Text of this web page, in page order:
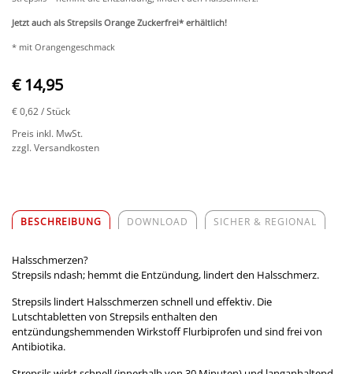
Jetzt auch als Strepsils Orange Zuckerfrei* erhältlich!
* mit Orangengeschmack
€ 14,95
€ 0,62/ Stück
Preis inkl. MwSt.
zzgl. Versandkosten
BESCHREIBUNG DOWNLOAD SICHER & REGIONAL
Halsschmerzen?
Strepsils ndash; hemmt die Entzündung, lindert den Halsschmerz.
Strepsils lindert Halsschmerzen schnell und effektiv. Die
Lutschtabletten von Strepsils enthalten den
entzündungshemmenden Wirkstoff Flurbiprofen und sind frei von
Antibiotika.